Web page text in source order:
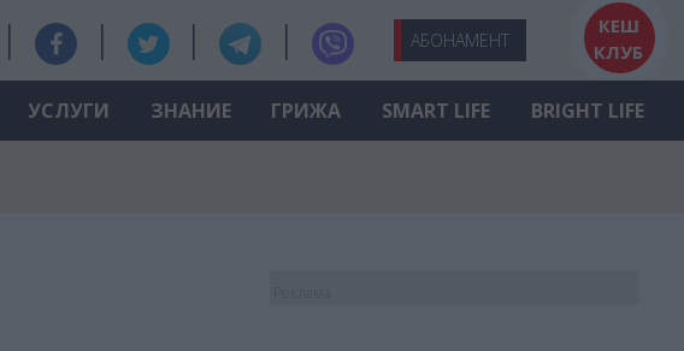
АБОНАМЕНТ
КЕШ
КЛУБ
УСЛУГИ ЗНАНИЕ ГРИЖА SMART LIFE BRIGHT LIFE